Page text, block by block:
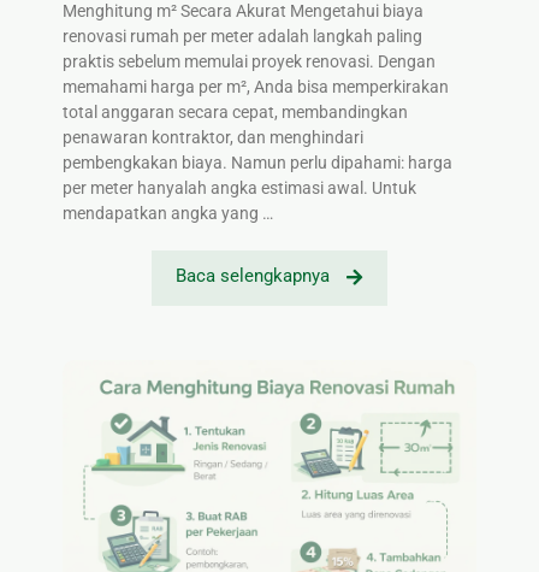
Menghitung m² Secara Akurat Mengetahui biaya
renovasi rumah per meter adalah langkah paling
praktis sebelum memulai proyek renovasi. Dengan
memahami harga per m², Anda bisa memperkirakan
total anggaran secara cepat, membandingkan
penawaran kontraktor, dan menghindari
pembengkakan biaya. Namun perlu dipahami: harga
per meter hanyalah angka estimasi awal. Untuk
mendapatkan angka yang …
Baca selengkapnya